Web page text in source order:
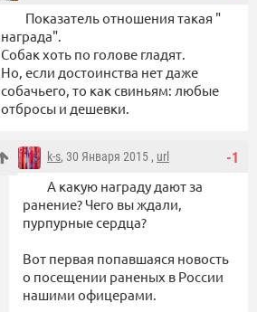
Показатель отношения такая "
награда".
Собак хоть по голове гладят.
Но, если достоинства нет даже
собачьего, то как свиньям: любые
отбросы и дешевки.
-1
k-s, 30 Января 2015 , url
А какую награду дают за
ранение? Чего вы ждали,
пурпурные сердца?
Вот первая попавшаяся новость
о посещении раненых в России
нашими офицерами.